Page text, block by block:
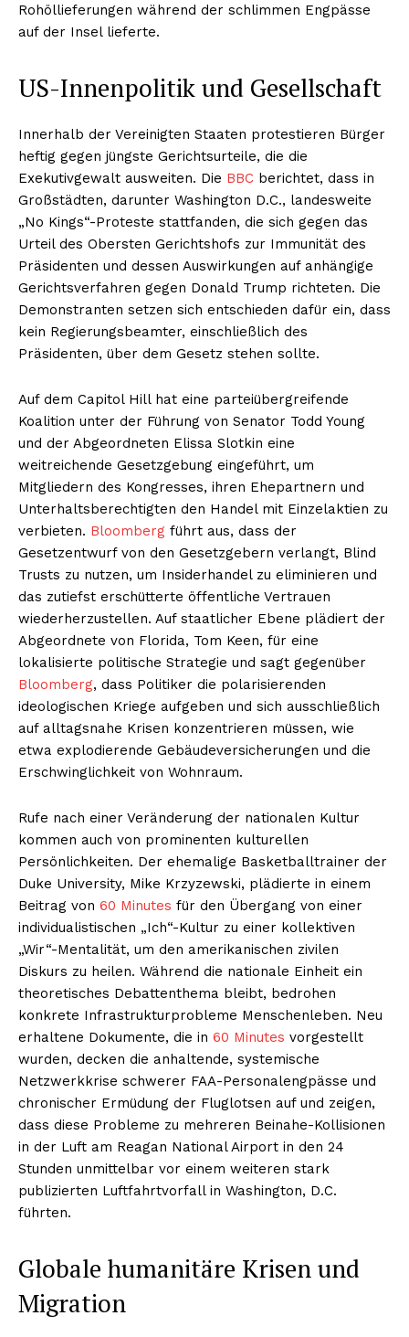
Rohöllieferungen während der schlimmen Engpässe
auf der Insel lieferte.
US-Innenpolitik und Gesellschaft
Innerhalb der Vereinigten Staaten protestieren Bürger
heftig gegen jüngste Gerichtsurteile, die die
Exekutivgewalt ausweiten. Die BBC berichtet, dass in
Großstädten, darunter Washington D.C., landesweite
„No Kings“-Proteste stattfanden, die sich gegen das
Urteil des Obersten Gerichtshofs zur Immunität des
Präsidenten und dessen Auswirkungen auf anhängige
Gerichtsverfahren gegen Donald Trump richteten. Die
Demonstranten setzen sich entschieden dafür ein, dass
kein Regierungsbeamter, einschließlich des
Präsidenten, über dem Gesetz stehen sollte.
Auf dem Capitol Hill hat eine parteiübergreifende
Koalition unter der Führung von Senator Todd Young
und der Abgeordneten Elissa Slotkin eine
weitreichende Gesetzgebung eingeführt, um
Mitgliedern des Kongresses, ihren Ehepartnern und
Unterhaltsberechtigten den Handel mit Einzelaktien zu
verbieten. Bloomberg führt aus, dass der
Gesetzentwurf von den Gesetzgebern verlangt, Blind
Trusts zu nutzen, um Insiderhandel zu eliminieren und
das zutiefst erschütterte öffentliche Vertrauen
wiederherzustellen. Auf staatlicher Ebene plädiert der
Abgeordnete von Florida, Tom Keen, für eine
lokalisierte politische Strategie und sagt gegenüber
Bloomberg, dass Politiker die polarisierenden
ideologischen Kriege aufgeben und sich ausschließlich
auf alltagsnahe Krisen konzentrieren müssen, wie
etwa explodierende Gebäudeversicherungen und die
Erschwinglichkeit von Wohnraum.
Rufe nach einer Veränderung der nationalen Kultur
kommen auch von prominenten kulturellen
Persönlichkeiten. Der ehemalige Basketballtrainer der
Duke University, Mike Krzyzewski, plädierte in einem
Beitrag von 60 Minutes für den Übergang von einer
individualistischen „Ich“-Kultur zu einer kollektiven
„Wir“-Mentalität, um den amerikanischen zivilen
Diskurs zu heilen. Während die nationale Einheit ein
theoretisches Debattenthema bleibt, bedrohen
konkrete Infrastrukturprobleme Menschenleben. Neu
erhaltene Dokumente, die in 60 Minutes vorgestellt
wurden, decken die anhaltende, systemische
Netzwerkkrise schwerer FAA-Personalengpässe und
chronischer Ermüdung der Fluglotsen auf und zeigen,
dass diese Probleme zu mehreren Beinahe-Kollisionen
in der Luft am Reagan National Airport in den 24
Stunden unmittelbar vor einem weiteren stark
publizierten Luftfahrtvorfall in Washington, D.C.
führten.
Globale humanitäre Krisen und
Migration